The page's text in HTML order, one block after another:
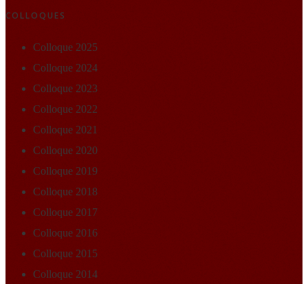
COLLOQUES
Colloque 2025
Colloque 2024
Colloque 2023
Colloque 2022
Colloque 2021
Colloque 2020
Colloque 2019
Colloque 2018
Colloque 2017
Colloque 2016
Colloque 2015
Colloque 2014